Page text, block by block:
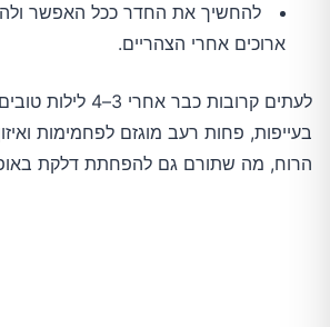
להחשיך את החדר ככל האפשר
ארוכים אחרי הצהריים.
לעתים קרובות כבר
בעייפות, פחות רעב מוגזם לפחמימות
הרוח, מה שתורם גם להפחתת דלקת